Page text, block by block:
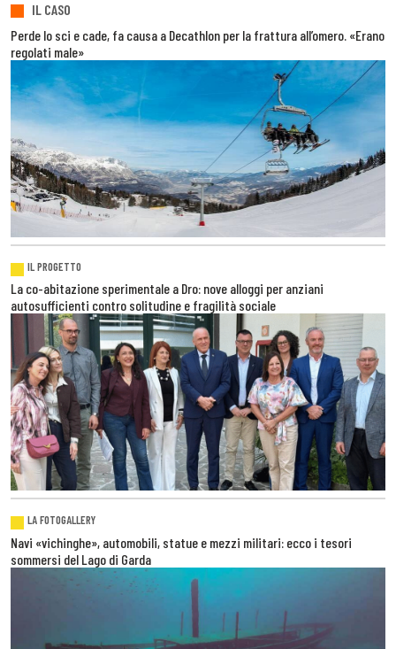
IL CASO
Perde lo sci e cade, fa causa a Decathlon per la frattura all’omero. «Erano
regolati male»
IL PROGETTO
La co-abitazione sperimentale a Dro: nove alloggi per anziani
autosufficienti contro solitudine e fragilità sociale
LA FOTOGALLERY
Navi «vichinghe», automobili, statue e mezzi militari: ecco i tesori
sommersi del Lago di Garda